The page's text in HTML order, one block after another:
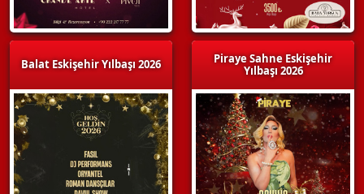
Balat Eskişehir Yılbaşı 2026
Piraye Sahne Eskişehir
Yılbaşı 2026